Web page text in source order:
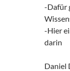
-Dafür
-Hier
darin
Daniel